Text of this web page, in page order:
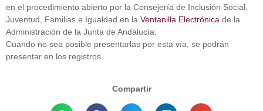
en el procedimiento abierto por la Consejería de Inclusión Social,
Juventud, Familias e Igualdad en la Ventanilla Electrónica de la
Administración de la Junta de Andalucía:
Cuando no sea posible presentarlas por esta vía, se podrán
presentar en los registros.
Compartir